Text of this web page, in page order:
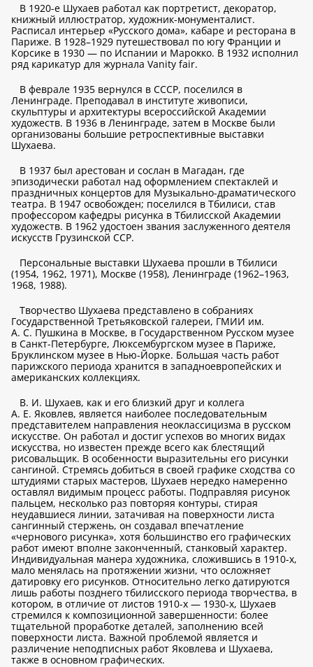
В 1920-е Шухаев работал как портретист, декоратор,
книжный иллюстратор, художник-монументалист.
Расписал интерьер «Русского дома», кабаре и ресторана в
Париже. В 1928–1929 путешествовал по югу Франции и
Корсике в 1930 — по Испании и Марокко. В 1932 исполнил
ряд карикатур для журнала Vanity fair.
В феврале 1935 вернулся в СССР, поселился в
Ленинграде. Преподавал в институте живописи,
скульптуры и архитектуры всероссийской Академии
художеств. В 1936 в Ленинграде, затем в Москве были
организованы большие ретроспективные выставки
Шухаева.
В 1937 был арестован и сослан в Магадан, где
эпизодически работал над оформлением спектаклей и
праздничных концертов для Музыкально-драматического
театра. В 1947 освобожден; поселился в Тбилиси, став
профессором кафедры рисунка в Тбилисской Академии
художеств. В 1962 удостоен звания заслуженного деятеля
искусств Грузинской ССР.
Персональные выставки Шухаева прошли в Тбилиси
(1954, 1962, 1971), Москве (1958), Ленинграде (1962–1963,
1968, 1988).
Творчество Шухаева представлено в собраниях
Государственной Третьяковской галереи, ГМИИ им.
А. С. Пушкина в Москве, в Государственном Русском музее
в Санкт-Петербурге, Люксембургском музее в Париже,
Бруклинском музее в Нью-Йорке. Большая часть работ
парижского периода хранится в западноевропейских и
американских коллекциях.
В. И. Шухаев, как и его близкий друг и коллега
А. Е. Яковлев, является наиболее последовательным
представителем направления неоклассицизма в русском
искусстве. Он работал и достиг успехов во многих видах
искусства, но известен прежде всего как блестящий
рисовальщик. В особенности выразительны его рисунки
сангиной. Стремясь добиться в своей графике сходства со
штудиями старых мастеров, Шухаев нередко намеренно
оставлял видимым процесс работы. Подправляя рисунок
пальцем, несколько раз повторяя контуры, стирая
неудавшиеся линии, затачивая на поверхности листа
сангинный стержень, он создавал впечатление
«чернового рисунка», хотя большинство его графических
работ имеют вполне законченный, станковый характер.
Индивидуальная манера художника, сложившись в 1910-х,
мало менялась на протяжении жизни, что осложняет
датировку его рисунков. Относительно легко датируются
лишь работы позднего тбилисского периода творчества, в
котором, в отличие от листов 1910-х — 1930-х, Шухаев
стремился к композиционной завершенности: более
тщательной проработке деталей, заполнению всей
поверхности листа. Важной проблемой является и
различение неподписных работ Яковлева и Шухаева,
также в основном графических.